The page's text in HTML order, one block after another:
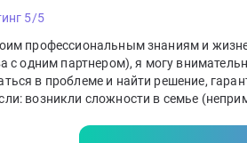
5/5
профессиональным знаниям и
с одним партнером), я могу
в проблеме и найти решение,
возникли сложности в семье
себя